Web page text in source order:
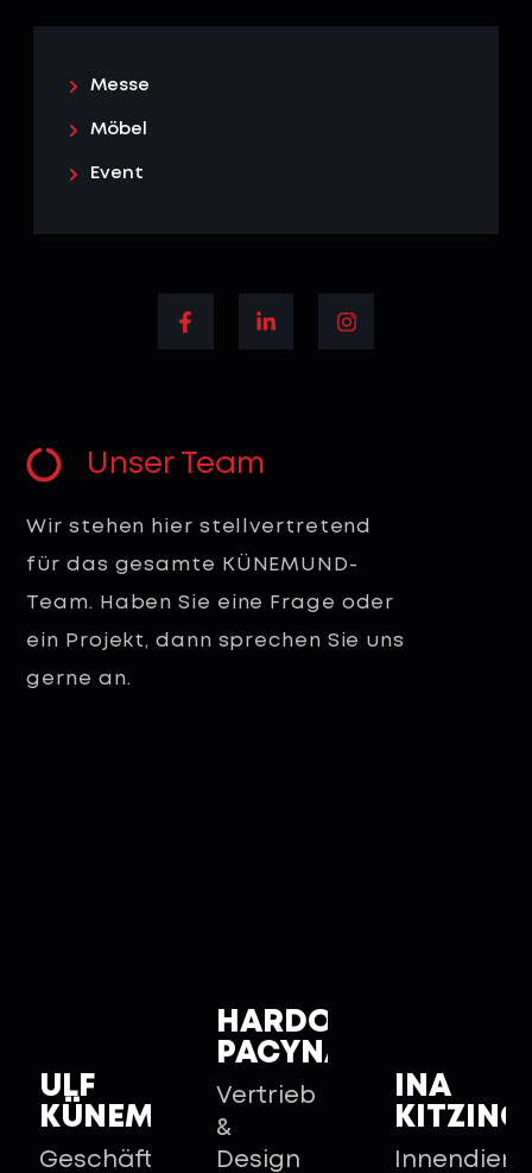
Messe
Möbel
Event
Unser Team
Wir stehen hier stellvertretend
für das gesamte KÜNEMUND-
Team. Haben Sie eine Frage oder
ein Projekt, dann sprechen Sie uns
gerne an.
ULF
KÜNEMUND
Geschäftsführer
HARDO
PACYNA
Vertrieb
&
Design
INA
KITZING